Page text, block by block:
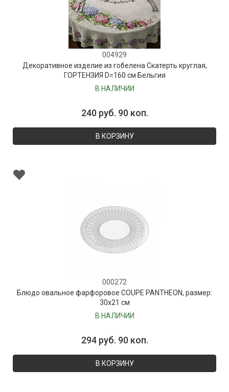
004929
Декоративное изделие из гобелена Скатерть круглая,
ГОРТЕНЗИЯ D=160 см Бельгия
В НАЛИЧИИ
240 руб. 90 коп.
В КОРЗИНУ
000272
Блюдо овальное фарфоровое COUPE PANTHEON, размер:
30х21 см
В НАЛИЧИИ
294 руб. 90 коп.
В КОРЗИНУ